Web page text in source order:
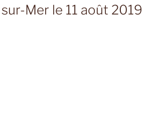
sur-Mer le 11 août 2019